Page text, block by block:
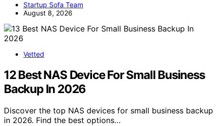
Startup Sofa Team
August 8, 2026
Vetted
12 Best NAS Device For Small Business
Backup In 2026
Discover the top NAS devices for small business backup
in 2026. Find the best options…